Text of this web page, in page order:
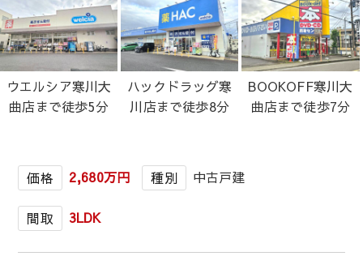
ウエルシア寒川大
曲店まで徒歩5分
ハックドラッグ寒
川店まで徒歩8分
BOOKOFF寒川大
曲店まで徒歩7分
価格 2,680万円 種別 中古戸建
間取 3LDK